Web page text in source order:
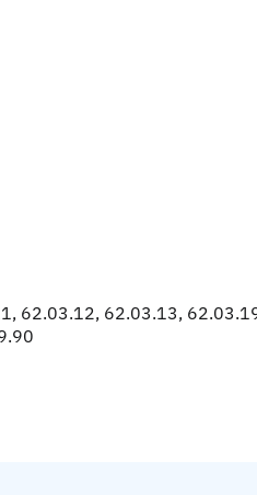
62.03.12, 62.03.13,